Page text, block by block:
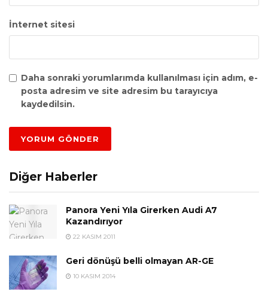
İnternet sitesi
Daha sonraki yorumlarımda kullanılması için adım, e-
posta adresim ve site adresim bu tarayıcıya
kaydedilsin.
Diğer Haberler
Panora Yeni Yıla Girerken Audi A7
Kazandırıyor
22 KASIM 2011
Geri dönüşü belli olmayan AR-GE
10 KASIM 2014